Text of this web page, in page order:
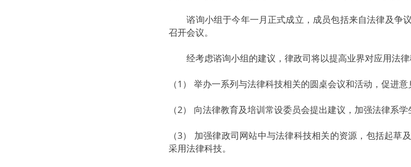
谘询小组于今年一月正式成立，成员包括来自法律及争
召开会议。
经考虑谘询小组的建议，律政司将以提高业界对应用法律
（1） 举办一系列与法律科技相关的圆桌会议和活动，促进意
（2） 向法律教育及培训常设委员会提出建议，加强法律系
（3） 加强律政司网站中与法律科技相关的资源，包括起
采用法律科技。